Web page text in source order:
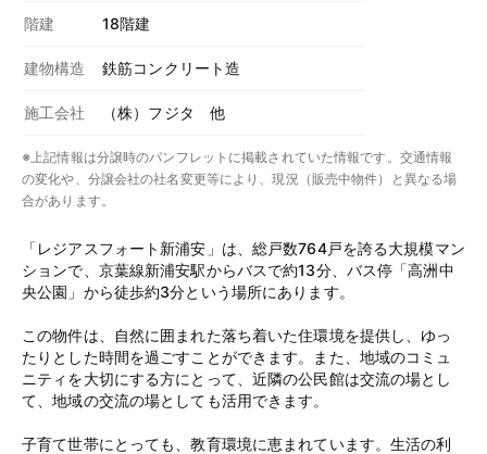
階建 18階建
建物構造 鉄筋コンクリート造
施工会社 （株）フジタ 他
※上記情報は分譲時のパンフレットに掲載されていた情報です。交通情報
の変化や、分譲会社の社名変更等により、現況（販売中物件）と異なる場
合があります。
「レジアスフォート新浦安」は、総戸数764戸を誇る大規模マン
ションで、京葉線新浦安駅からバスで約13分、バス停「高洲中
央公園」から徒歩約3分という場所にあります。
この物件は、自然に囲まれた落ち着いた住環境を提供し、ゆっ
たりとした時間を過ごすことができます。また、地域のコミュ
ニティを大切にする方にとって、近隣の公民館は交流の場とし
て、地域の交流の場としても活用できます。
子育て世帯にとっても、教育環境に恵まれています。生活の利